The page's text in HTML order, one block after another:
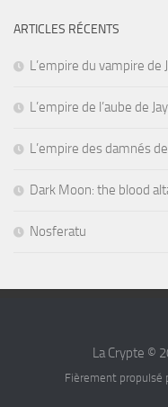
ARTICLES RÉCENTS
L’empire du vampire de
L’empire de l’aube de
L’empire des damnés
Dark Moon: the blood
Nosferatu
La Crypte ©
Fièrement propulsé